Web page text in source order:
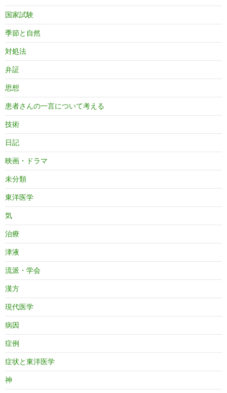
国家試験
季節と自然
対処法
弁証
思想
患者さんの一言について考える
技術
日記
映画・ドラマ
未分類
東洋医学
気
治療
津液
流派・学会
漢方
現代医学
病因
症例
症状と東洋医学
神